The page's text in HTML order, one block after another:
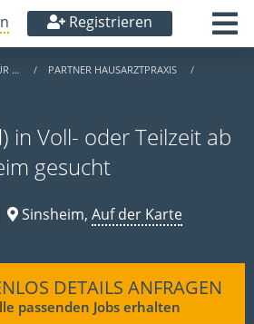
Registrieren
…
PARTNER HAUSARZTPRAXIS
in Voll- oder Teilzeit ab
gesucht
Sinsheim, Auf der Karte
DETAILS ANFRAGEN
passenden Jobs erhalten